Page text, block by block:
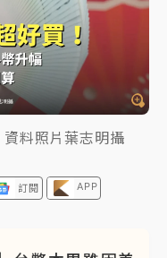
上預約開賣一度塞車
抗告成功 今重開羈
料照片葉志明攝
訂閱 APP